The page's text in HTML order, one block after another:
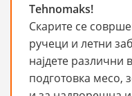
Tehnomaks!
Скарите се
ручеци и летни
најдете различни
подготовка месо,